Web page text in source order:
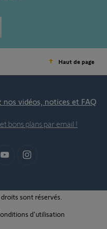
Haut de page
nos vidéos, notices et FAQ
bons plans par email !
sont réservés.
d'utilisation